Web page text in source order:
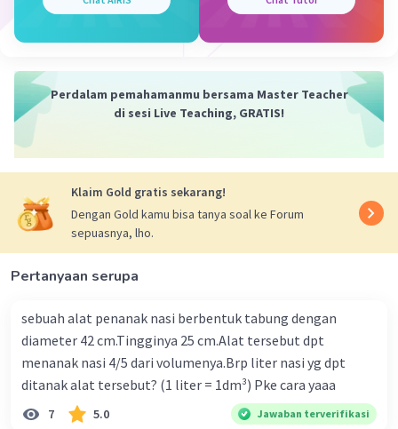
Jawaban terverifikasi
Pembahasan :
V = 245 liter
Untuk Mandi = 50 liter 312 ml
= 50 liter + 0,312 liter
= 50,312 liter
= 245 liter - 50,312 liter
= 194,688 liter
Catatan :
1 liter = 1000 ml
Perdalam pemahamanmu bersama Master Teacher
di sesi Live Teaching, GRATIS!
Klaim Gold gratis sekarang!
Dengan Gold kamu bisa tanya soal ke Forum
sepuasnya, lho.
Pertanyaan serupa
sebuah alat penanak nasi berbentuk tabung dengan
diameter 42 cm.Tingginya 25 cm.Alat tersebut dpt
menanak nasi 4/5 dari volumenya.Brp liter nasi yg dpt
ditanak alat tersebut? (1 liter = 1dm³) Pke cara yaaa
7 5.0 Jawaban terverifikasi